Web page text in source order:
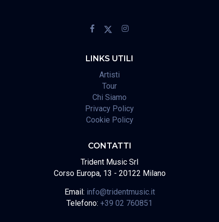
LINKS UTILI
Artisti
Tour
Chi Siamo
Privacy Policy
Cookie Policy
CONTATTI
Trident Music Srl
Corso Europa, 13 - 20122 Milano
Email: info@tridentmusic.it
Telefono: +39 02 760851